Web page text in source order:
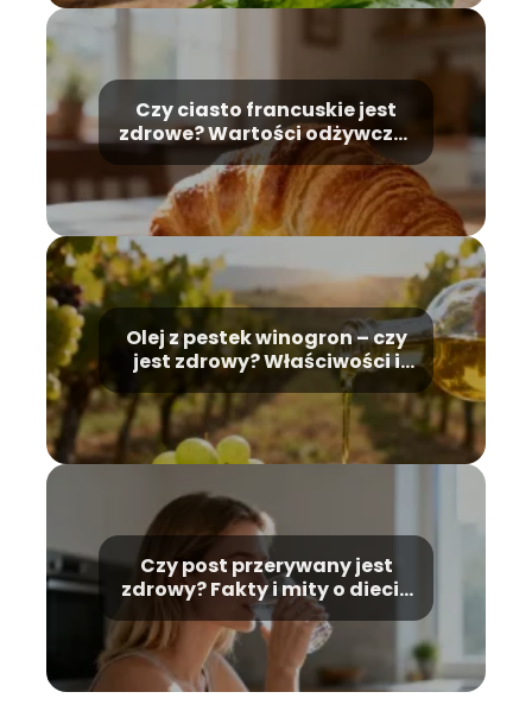
Czy ciasto francuskie jest
zdrowe? Wartości odżywcze i
kalorie
Olej z pestek winogron – czy
jest zdrowy? Właściwości i
zastosowanie
Czy post przerywany jest
zdrowy? Fakty i mity o diecie
IF